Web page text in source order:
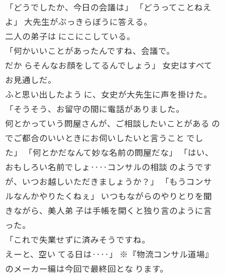
「どうでしたか、今日の会議は」 「どうってことねえ
よ」 大先生がぶっきらぼうに答える。
二人の弟子は にこにこしている。
「何かいいことがあったんですね、会議で。
だか らそんなお顔をしてるんでしょう」 女史はすべて
お見通しだ。
ふと思い出したよう に、女史が大先生に声を掛けた。
「そうそう、お留守の間に電話がありました。
何とかっていう問屋さんが、ご相談したいことがある の
でご都合のいいときにお伺いしたいと言うこと でし
た」 「何とかだなんて妙な名前の問屋だな」 「はい、
おもしろい名前でしょ‥‥コンサルの相談 のようです
が、いつお越しいただきましょうか？」 「もうコンサ
ルなんかやりたくねぇ」 いつもながらのやりとりを聞
きながら、美人弟 子は手帳を開くと独り言のように言
った。
「これで失業せずに済みそうですね。
えーと、空い てる日は‥‥」 ※『物流コンサル道場』
のメーカー編は今回で最終回とな ります。